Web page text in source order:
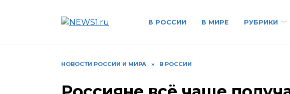
В РОССИИ В МИРЕ РУБРИКИ
НОВОСТИ РОССИИ И МИРА » В РОССИИ